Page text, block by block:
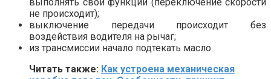
не происходит);
выключение передачи происходит без
воздействия водителя на рычаг;
из трансмиссии начало подтекать масло.
Читать также: Как устроена механическая